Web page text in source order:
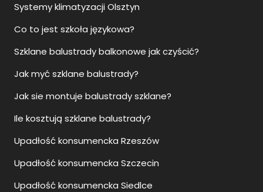
Systemy klimatyzacji Olsztyn
Co to jest szkoła językowa?
Szklane balustrady balkonowe jak czyścić?
Jak myć szklane balustrady?
Jak sie montuje balustrady szklane?
Ile kosztują szklane balustrady?
Upadłość konsumencka Rzeszów
Upadłość konsumencka Szczecin
Upadłość konsumencka Siedlce